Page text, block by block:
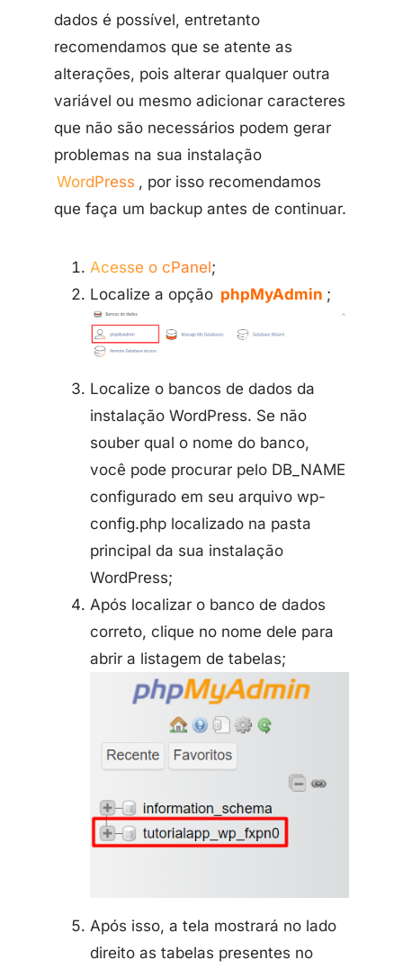
dados é possível, entretanto
recomendamos que se atente as
alterações, pois alterar qualquer outra
variável ou mesmo adicionar caracteres
que não são necessários podem gerar
problemas na sua instalação
WordPress , por isso recomendamos
que faça um backup antes de continuar.
Acesse o cPanel;
Localize a opção phpMyAdmin ;
Localize o bancos de dados da
instalação WordPress. Se não
souber qual o nome do banco,
você pode procurar pelo DB_NAME
configurado em seu arquivo wp-
config.php localizado na pasta
principal da sua instalação
WordPress;
Após localizar o banco de dados
correto, clique no nome dele para
abrir a listagem de tabelas;
Após isso, a tela mostrará no lado
direito as tabelas presentes no